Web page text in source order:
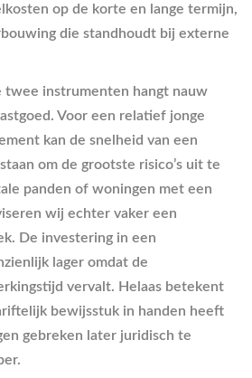
op de korte en lange termijn,
die standhoudt bij externe
twee instrumenten hangt nauw
Voor een relatief jonge
kan de snelheid van een
om de grootste risico’s uit te
panden of woningen met een
wij echter vaker een
De investering in een
lager omdat de
vervalt. Helaas betekent
bewijsstuk in handen heeft
gebreken later juridisch te